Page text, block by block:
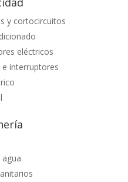
y cortocircuitos
eléctricos
e interruptores